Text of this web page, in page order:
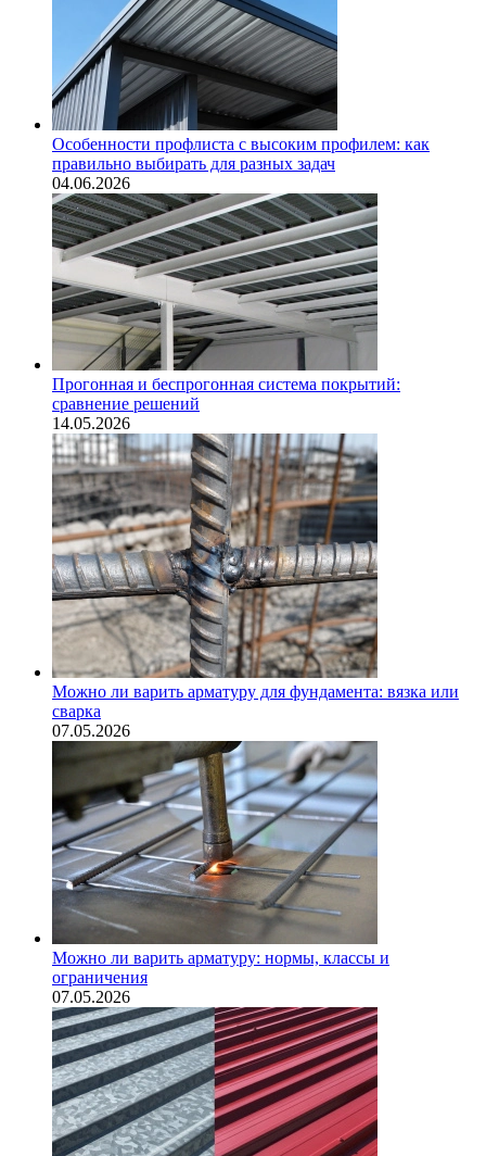
Особенности профлиста с высоким профилем: как
правильно выбирать для разных задач
04.06.2026
Прогонная и беспрогонная система покрытий:
сравнение решений
14.05.2026
Можно ли варить арматуру для фундамента: вязка или
сварка
07.05.2026
Можно ли варить арматуру: нормы, классы и
ограничения
07.05.2026